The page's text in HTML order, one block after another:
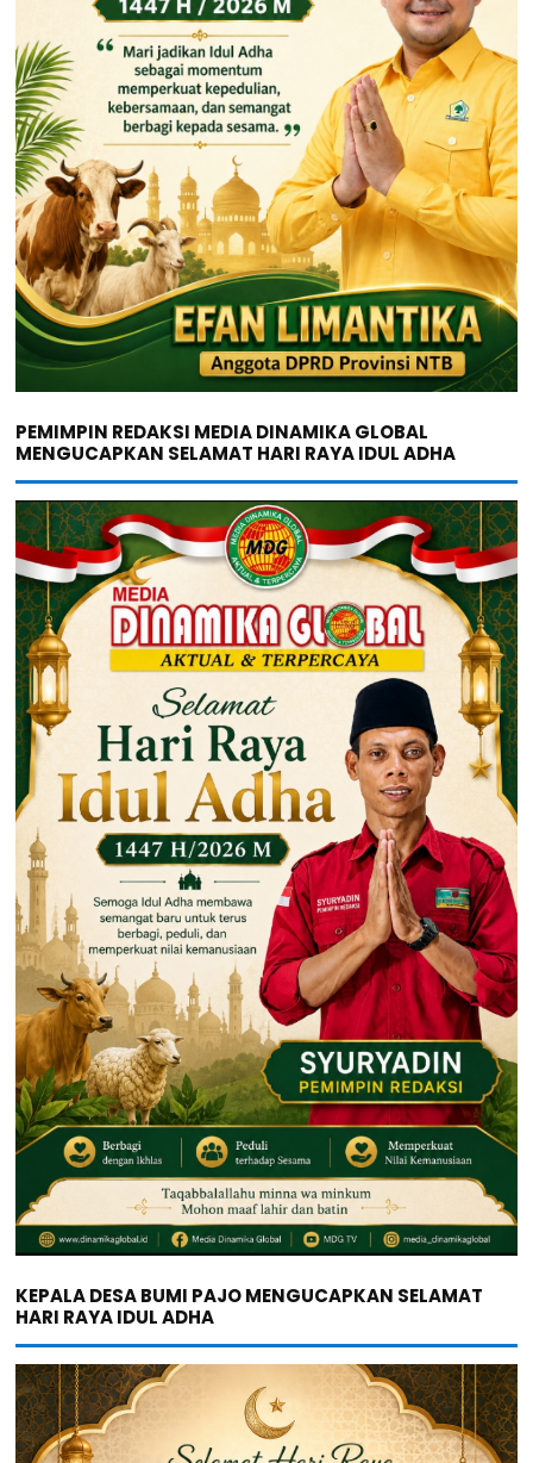
PEMIMPIN REDAKSI MEDIA DINAMIKA GLOBAL
MENGUCAPKAN SELAMAT HARI RAYA IDUL ADHA
KEPALA DESA BUMI PAJO MENGUCAPKAN SELAMAT
HARI RAYA IDUL ADHA